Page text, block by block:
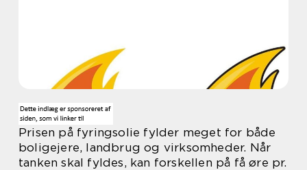
Prisen på fyringsolie fylder meget for både
boligejere, landbrug og virksomheder. Når
tanken skal fyldes, kan forskellen på få øre pr.